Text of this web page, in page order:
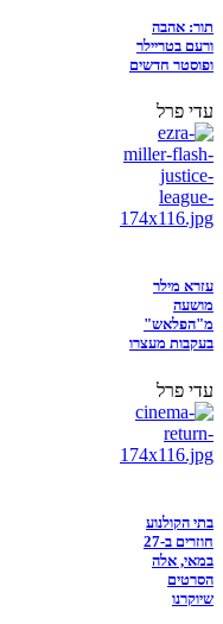
תור: אהבה
ורעם בטריילר
ופוסטר חדשים
עדי פרל
עזרא מילר
מושעה
מ"הפלאש"
בעקבות מעצרו
עדי פרל
בתי הקולנוע
חוזרים ב-27
במאי, אלה
הסרטים
שיוקרנו